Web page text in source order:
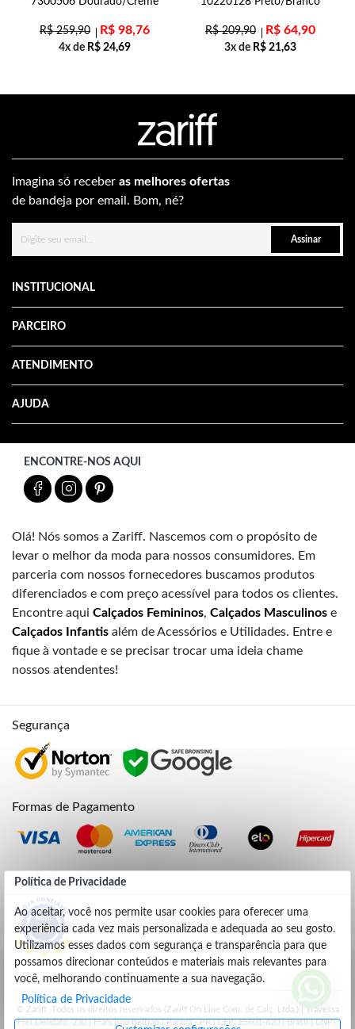
Política de Privacidade
Ao aceitar, você nos permite usar cookies para oferecer uma
experiência cada vez mais personalizada e adequada ao seu gosto.
Utilizamos esses dados com segurança e transparência para que
possamos direcionar conteúdos e materiais mais relevantes para
você, melhorando continuamente a sua navegação.
Política de Privacidade
R$259,90 R$ 98,76
4x de R$ 24,69
R$209,90 R$ 64,90
3x de R$ 21,63
Imagina só receber as melhores ofertas
de bandeja por email. Bom, né?
Assinar
INSTITUCIONAL
PARCEIRO
ATENDIMENTO
AJUDA
ENCONTRE-NOS AQUI
Olá! Nós somos a Zariff. Nascemos com o propósito de
levar o melhor da moda para nossos consumidores. Em
parceria com nossos fornecedores buscamos produtos
diferenciados e com preço acessível para todos os clientes.
Encontre aqui Calçados Femininos, Calçados Masculinos e
Calçados Infantis além de Acessórios e Utilidades. Entre e
fique à vontade e se precisar trocar uma ideia chame
nossos atendentes!
Segurança
Formas de Pagamento
Credibilidade
4.9
© Zariff. Todos os direitos reservados (Zariff On Line Com. de Calç. Ltda.) | Travessa
Frei Deodato, 230 | Francisco Beltrão | Parana - PR | CEP: 85601-620 | Brasil | CNPJ: